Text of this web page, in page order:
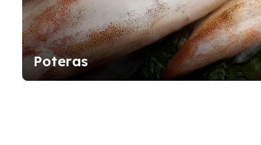
Poteras